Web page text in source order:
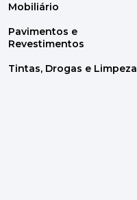
Mobiliário
Pavimentos e
Revestimentos
Tintas, Drogas e Limpeza